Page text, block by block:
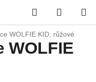
Hledat
KOŠÍK
WOLFIE KID, růžové
WOLFIE